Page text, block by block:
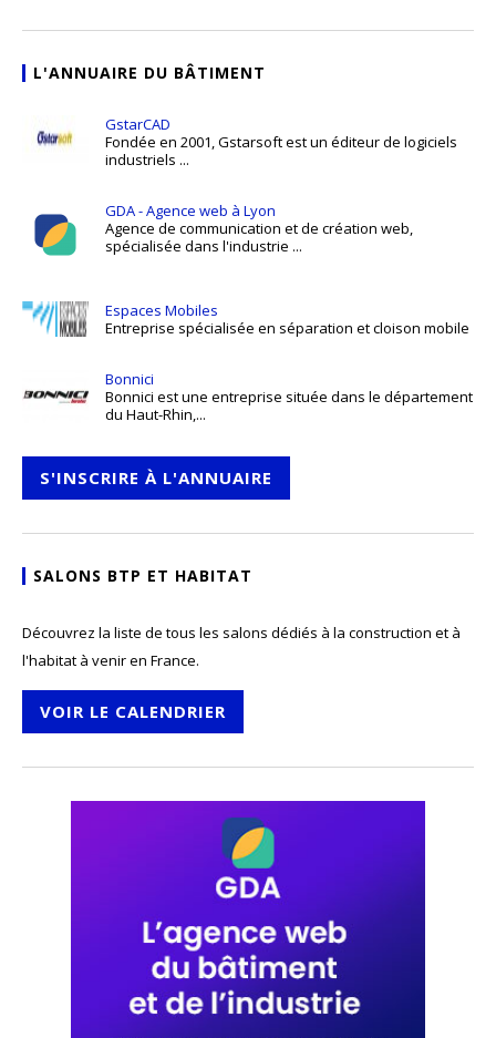
L'ANNUAIRE DU BÂTIMENT
GstarCAD
Fondée en 2001, Gstarsoft est un éditeur de logiciels
industriels ...
GDA - Agence web à Lyon
Agence de communication et de création web,
spécialisée dans l'industrie ...
Espaces Mobiles
Entreprise spécialisée en séparation et cloison mobile
Bonnici
Bonnici est une entreprise située dans le département
du Haut-Rhin,...
S'INSCRIRE À L'ANNUAIRE
SALONS BTP ET HABITAT
Découvrez la liste de tous les salons dédiés à la construction et à
l'habitat à venir en France.
VOIR LE CALENDRIER